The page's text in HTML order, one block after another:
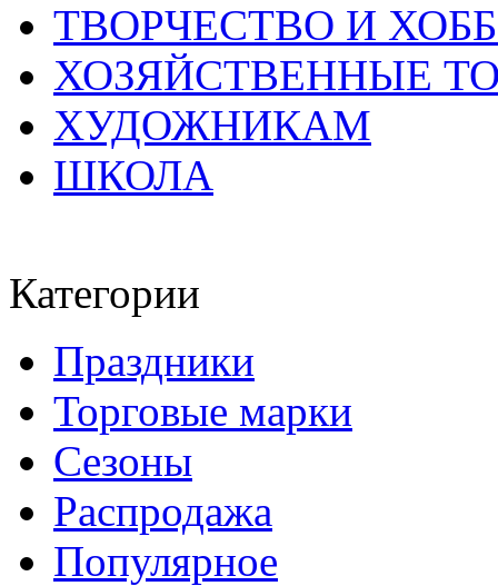
ТВОРЧЕСТВО И
ХОЗЯЙСТВЕННЫЕ
ХУДОЖНИКАМ
ШКОЛА
Категории
Праздники
Торговые марки
Сезоны
Распродажа
Популярное